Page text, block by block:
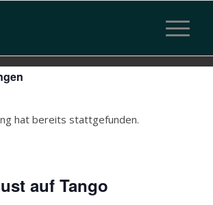
hat bereits stattgefunden.
auf Tango